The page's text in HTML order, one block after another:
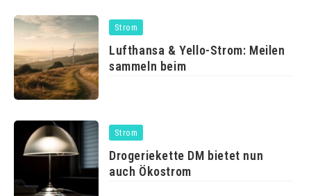
Strom
Lufthansa & Yello-Strom: Meilen
sammeln beim
Strom
Drogeriekette DM bietet nun
auch Ökostrom